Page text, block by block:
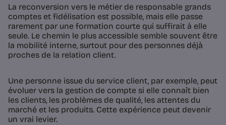
La reconversion vers le métier de responsable grands
comptes et fidélisation est possible, mais elle passe
rarement par une formation courte qui suffirait à elle
seule. Le chemin le plus accessible semble souvent être
la mobilité interne, surtout pour des personnes déjà
proches de la relation client.
Une personne issue du service client, par exemple, peut
évoluer vers la gestion de compte si elle connaît bien
les clients, les problèmes de qualité, les attentes du
marché et les produits. Cette expérience peut devenir
un vrai levier.